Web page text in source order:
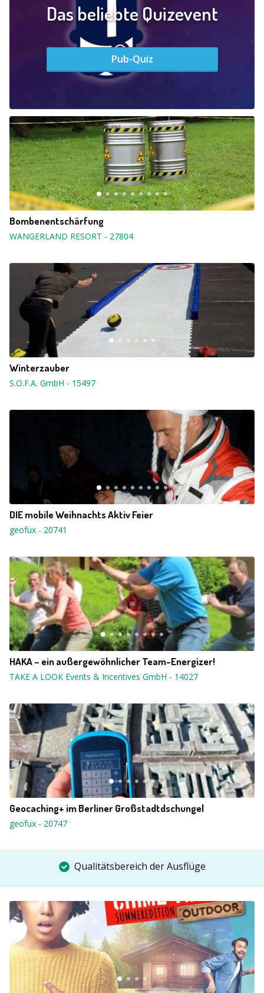
Das beliebte Quizevent
Pub-Quiz
Bombenentschärfung
WANGERLAND RESORT - 27804
Winterzauber
S.O.F.A. GmbH - 15497
DIE mobile Weihnachts Aktiv Feier
geofux - 20741
HAKA – ein außergewöhnlicher Team-Energizer!
TAKE A LOOK Events & Incentives GmbH - 14027
Geocaching+ im Berliner Großstadtdschungel
geofux - 20747
Qualitätsbereich der Ausflüge